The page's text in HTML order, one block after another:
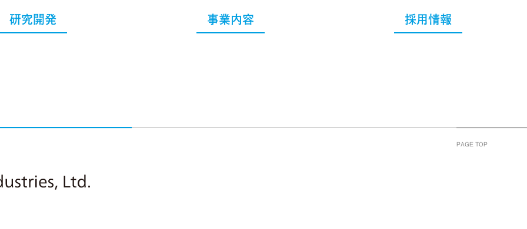
研究開発 事業内容 採用情報
PAGE TOP